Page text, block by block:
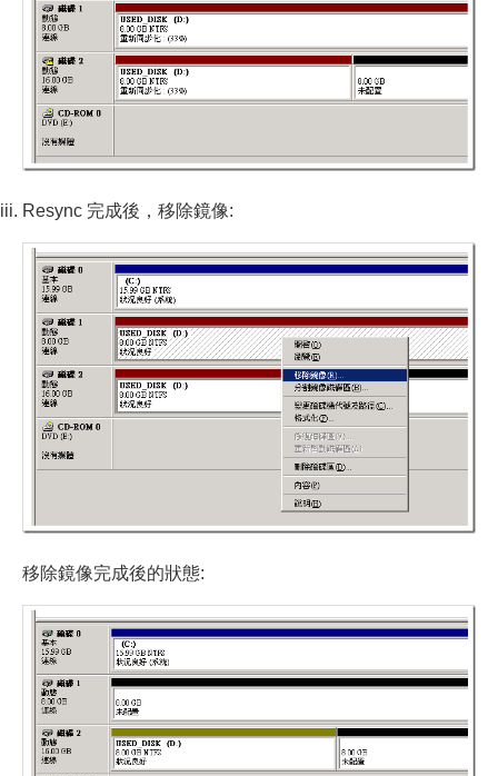
Resync 完成後，移除鏡像:
移除鏡像完成後的狀態: